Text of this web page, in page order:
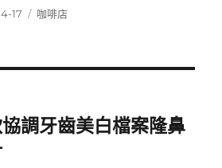
17
分
咖啡店
調牙齒美白檔案隆鼻